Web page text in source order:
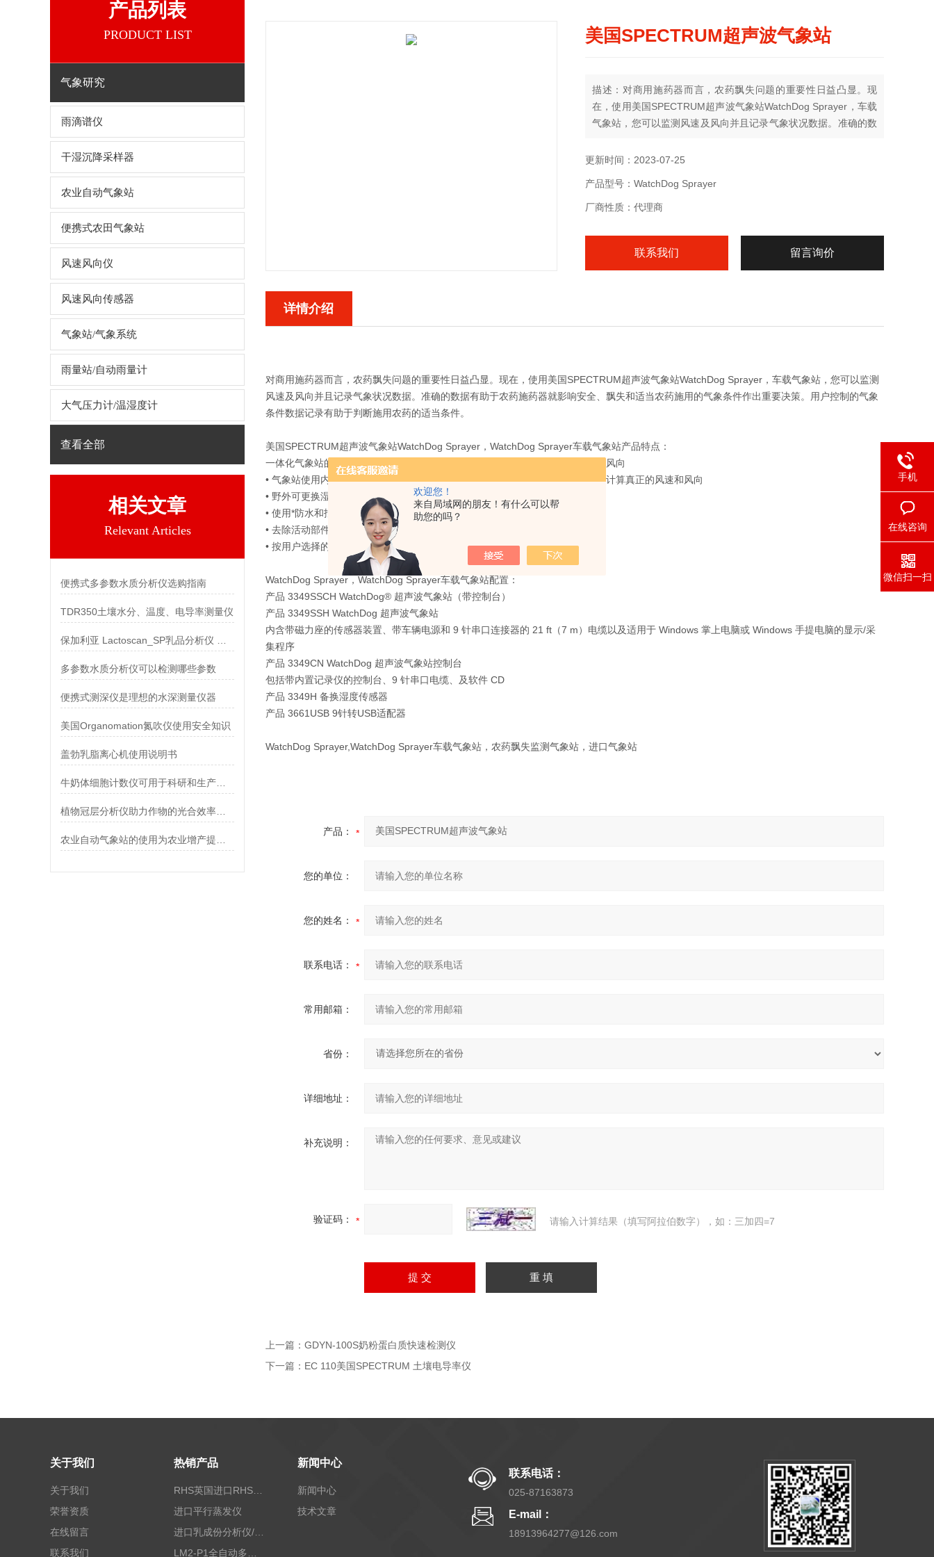
欢迎您！
来自局域网的朋友！有什么可以帮
助您的吗？
产品列表
PRODUCT LIST
气象研究
雨滴谱仪
干湿沉降采样器
农业自动气象站
便携式农田气象站
风速风向仪
风速风向传感器
气象站/气象系统
雨量站/自动雨量计
大气压力计/温湿度计
查看全部
相关文章
Relevant Articles
便携式多参数水质分析仪选购指南
TDR350土壤水分、温度、电导率测量仪
多参数水质分析仪可以检测哪些参数
便携式测深仪是理想的水深测量仪器
美国Organomation氮吹仪使用安全知识
盖勃乳脂离心机使用说明书
牛奶体细胞计数仪可用于科研和生产装置中各类细胞的计数
植物冠层分析仪助力作物的光合效率研究
美国SPECTRUM超声波气象站
描述：对商用施药器而言，农药飘失问题的重要性日益凸显。现
在，使用美国SPECTRUM超声波气象站WatchDog Sprayer，车载
气象站，您可以监测风速及风向并且记录气象状况数据。准确的数
作出重要决策。用户控制的气象条件数据记录有助于判断施用农药
更新时间：2023-07-25
产品型号：WatchDog Sprayer
厂商性质：代理商
联系我们 留言询价
详情介绍
对商用施药器而言，农药飘失问题的重要性日益凸显。现在，使用美国SPECTRUM超声波气象站WatchDog Sprayer，车载气象站，您可以监测
风速及风向并且记录气象状况数据。准确的数据有助于农药施药器就影响安全、飘失和适当农药施用的气象条件作出重要决策。用户控制的气象
条件数据记录有助于判断施用农药的适当条件。
美国SPECTRUM超声波气象站WatchDog Sprayer，WatchDog Sprayer车载气象站产品特点：
一体化气象站的外形小巧，能测量气温、湿度、露点、风寒、气压及表观风速和风向
• 气象站使用内置指南针和 GPS，调整风传感器值，通过减去车速和行车方向，计算真正的风速和风向
• 野外可更换湿度传感器
• 使用*防水和抵御化学物侵蚀的抗紫外线紧凑外壳，来应对不利条件
• 去除活动部件，稳定性增强：超声波传感器替代传统的风标和风杯
• 按用户选择的速率连续采集气象参数，或按动快照按钮捕捉当前状况
WatchDog Sprayer，WatchDog Sprayer车载气象站配置：
产品 3349SSCH WatchDog® 超声波气象站（带控制台）
产品 3349SSH WatchDog 超声波气象站
内含带磁力座的传感器装置、带车辆电源和 9 针串口连接器的 21 ft（7 m）电缆以及适用于 Windows 掌上电脑或 Windows 手提电脑的显示/采
集程序
产品 3349CN WatchDog 超声波气象站控制台
包括带内置记录仪的控制台、9 针串口电缆、及软件 CD
产品 3349H 备换湿度传感器
产品 3661USB 9针转USB适配器
WatchDog Sprayer,WatchDog Sprayer车载气象站，农药飘失监测气象站，进口气象站
产品：
您的单位：
您的姓名：
联系电话：
常用邮箱：
省份：
详细地址：
补充说明：
验证码： 请输入计算结果（填写阿拉伯数字），如：三加四=7
上一篇： GDYN-100S奶粉蛋白质快速检测仪
下一篇： EC 110美国SPECTRUM 土壤电导率仪
关于我们
关于我们
荣誉资质
在线留言
联系我们
热销产品
进口平行蒸发仪
新闻中心
新闻中心
技术文章
联系电话：
025-87163873
E-mail：
18913964277@126.com
手机
在线咨询
微信扫一扫